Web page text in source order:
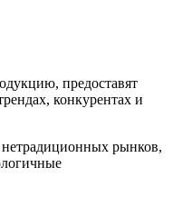
предоставят
конкурентах и
рынков,